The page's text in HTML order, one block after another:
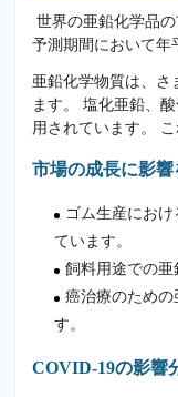
世界の亜鉛化学品
予測期間において年
亜鉛化学物質は、さ
ます。 塩化亜鉛、
用されています。
市場の成長に影響
ゴム生産にお
ています。
飼料用途での亜
癌治療のため
す。
COVID-19の影響